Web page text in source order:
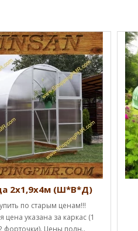
2х1,9х4м (Ш*В*Д)
по старым ценам!!!
цена указана за каркас (1
форточки). Цены полн..